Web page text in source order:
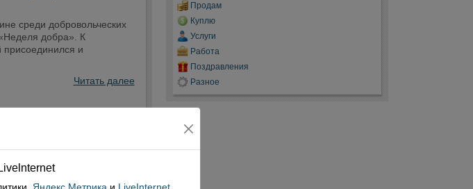
среди добровольческих
добра». К
присоединился и
Читать далее
Продам
Куплю
Услуги
Работа
Поздравления
Разное